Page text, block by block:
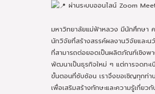
ผ่านระบบออนไลน์ Zoom
มหาวิทยาลัยแม่ฟ้าหลวง มีนักศึกษา
นักวิจัยที่สร้างสรรค์ผลงานวิจัยและน
ที่สามารถต่อยอดเป็นผลิตภัณฑ์เชิงพ
พัฒนาเป็นธุรกิจใหม่ ๆ แต่การจดทะ
ขั้นตอนที่ซับซ้อน เราจึงขอเชิญทุกท่า
เพื่อเสริมสร้างทักษะและความรู้เกี่ยว